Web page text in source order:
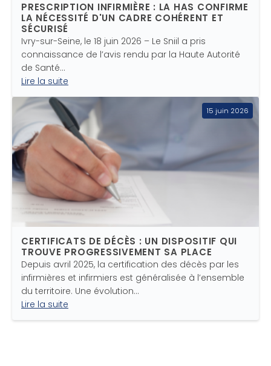
PRESCRIPTION INFIRMIÈRE : LA HAS CONFIRME
LA NÉCESSITÉ D'UN CADRE COHÉRENT ET
SÉCURISÉ
Ivry-sur-Seine, le 18 juin 2026 – Le Sniil a pris
connaissance de l’avis rendu par la Haute Autorité
de Santé…
Lire la suite
15 juin 2026
CERTIFICATS DE DÉCÈS : UN DISPOSITIF QUI
TROUVE PROGRESSIVEMENT SA PLACE
Depuis avril 2025, la certification des décès par les
infirmières et infirmiers est généralisée à l’ensemble
du territoire. Une évolution…
Lire la suite